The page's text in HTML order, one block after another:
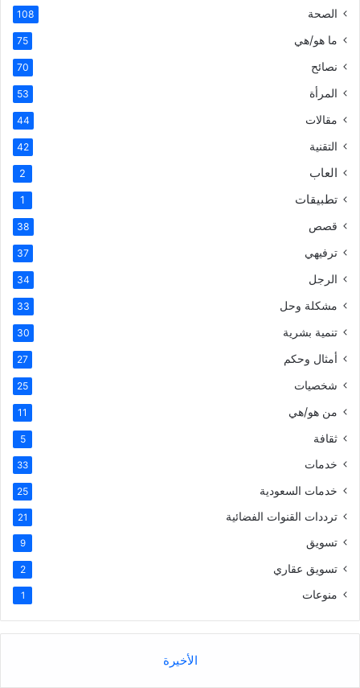
الصحة 108
ما هو/هي 75
نصائح 70
المرأة 53
مقالات 44
التقنية 42
العاب 2
تطبيقات 1
قصص 38
ترفيهي 37
الرجل 34
مشكلة وحل 33
تنمية بشرية 30
أمثال وحكم 27
شخصيات 25
من هو/هي 11
ثقافة 5
خدمات 33
خدمات السعودية 25
ترددات القنوات الفضائية 21
تسويق 9
تسويق عقاري 2
منوعات 1
الأخيرة